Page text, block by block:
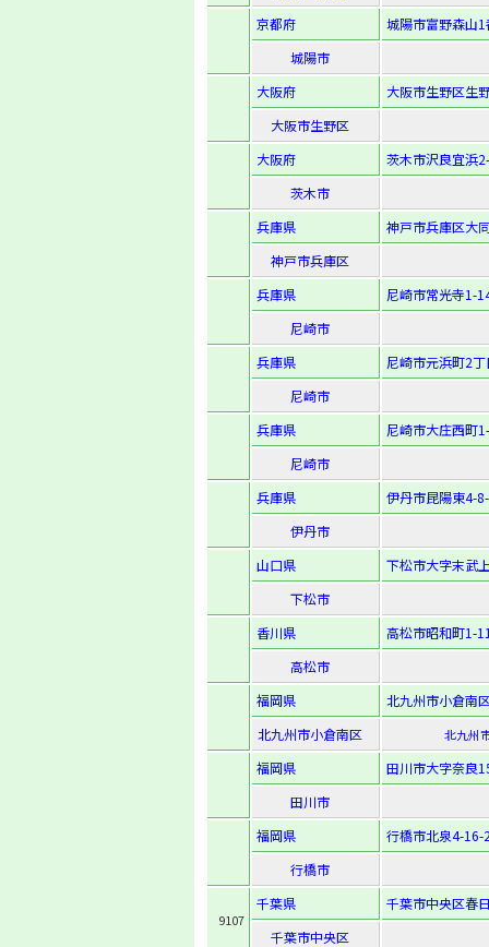
京都府
城陽市富野森山
城陽市
大阪府
大阪市生野区生
大阪市生野区
大阪府
茨木市沢良宜浜
茨木市
兵庫県
神戸市兵庫区大
神戸市兵庫区
兵庫県
尼崎市常光寺1-
尼崎市
兵庫県
尼崎市元浜町2
尼崎市
兵庫県
尼崎市大庄西町
尼崎市
兵庫県
伊丹市昆陽東4-
伊丹市
山口県
下松市大字末武
下松市
香川県
高松市昭和町1-
高松市
福岡県
北九州市小倉南
北九州市小倉南区
北九州
福岡県
田川市大字奈良
田川市
福岡県
行橋市北泉4-16-
行橋市
9107
千葉県
千葉市中央区春
千葉市中央区